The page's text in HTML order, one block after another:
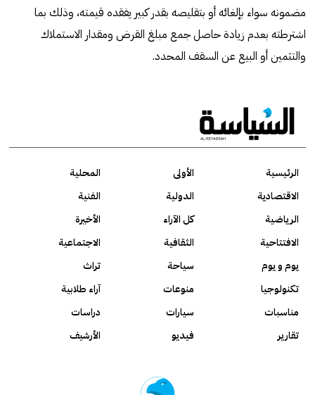
مضمونه سواء بإلغائه أو بتقليصه بقدر كبير يفقده قيمته، وذلك بما
اشترطته بعدم زيادة حاصل جمع مبلغ القرض ومقدار الاستملاك
والتثمين أو البيع عن السقف المحدد.
الرئيسية الأولى
المحلية
الاقتصادية
الدولية
الفنية
الرياضية
كل الآراء
الأخيرة
الافتتاحية
الثقافية
الاجتماعية
يوم و يوم
سياحة
تراث
تكنولوجيا
منوعات
آراء طلابية
مناسبات
سيارات
دراسات
تقارير
فيديو الأرشيف